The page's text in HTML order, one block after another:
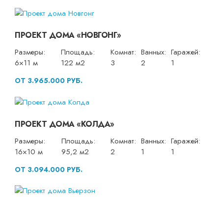
ПРОЕКТ ДОМА «НОВГОНГ»
Размеры:
6×11 м
Площадь:
122 м2
Комнат:
3
Ванных:
2
Гаражей:
1
ОТ 3.965.000 РУБ.
ПРОЕКТ ДОМА «КОЛДА»
Размеры:
16×10 м
Площадь:
95,2 м2
Комнат:
2
Ванных:
1
Гаражей:
1
ОТ 3.094.000 РУБ.